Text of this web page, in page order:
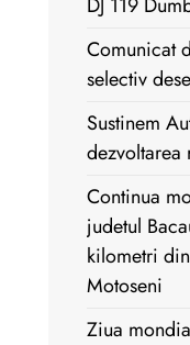
Comunicat
selectiv
Sustinem
dezvoltarea
Continua
judetul
kilometri
Motoseni
Ziua